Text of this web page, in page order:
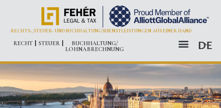
RECHTS-, STEUER- UND BUCHHALTUNGSDIENSTLEISTUNGEN AUS EINER HAND
RECHT STEUER
BUCHHALTUNG/
LOHNABRECHNUNG
DE